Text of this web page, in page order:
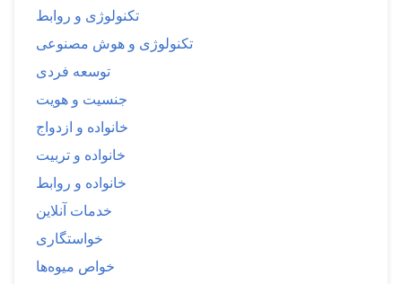
تکنولوژی و روابط
تکنولوژی و هوش مصنوعی
توسعه فردی
جنسیت و هویت
خانواده و ازدواج
خانواده و تربیت
خانواده و روابط
خدمات آنلاین
خواستگاری
خواص میوه‌ها